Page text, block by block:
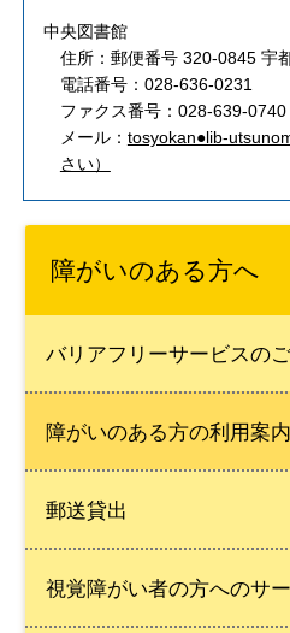
中央図書館
住所：郵便番号 320-0845 宇
電話番号：028-636-0231
ファクス番号：028-639-0740
メール： tosyokan●lib-
さい）
障がいのある方へ
バリアフリーサービスの
障がいのある方の利用案内
郵送貸出
視覚障がい者の方へのサ